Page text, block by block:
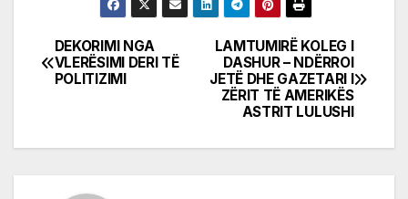
Post
navigation
LAMTUMIRË KOLEG I
DASHUR – NDËRROI
JETË DHE GAZETARI I
ZËRIT TË AMERIKËS
ASTRIT LULUSHI
DEKORIMI NGA
VLERËSIMI DERI TË
POLITIZIMI